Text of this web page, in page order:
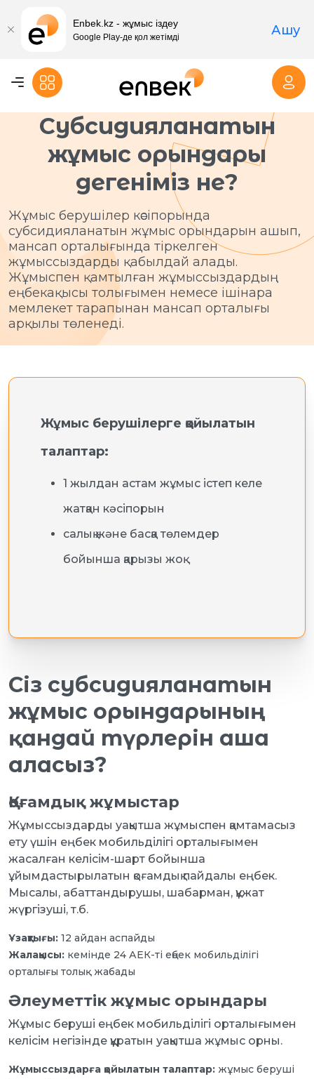
Субсидияланатын
жұмыс орындары
дегеніміз не?
Жұмыс берушілер кәсіпорында
субсидияланатын жұмыс орындарын ашып,
мансап орталығында тіркелген
жұмыссыздарды қабылдай алады.
Жұмыспен қамтылған жұмыссыздардың
еңбекақысы толығымен немесе ішінара
мемлекет тарапынан мансап орталығы
арқылы төленеді.
Жұмыс берушілерге қойылатын
талаптар:
1 жылдан астам жұмыс істеп келе
жатқан кәсіпорын
салық және басқа төлемдер
бойынша қарызы жоқ
Сіз субсидияланатын
жұмыс орындарының
қандай түрлерін аша
аласыз?
Қоғамдық жұмыстар
Жұмыссыздарды уақытша жұмыспен қамтамасыз
ету үшін еңбек мобильділігі орталығымен
жасалған келісім-шарт бойынша
ұйымдастырылатын қоғамдық пайдалы еңбек.
Мысалы, абаттандырушы, шабарман, құжат
жүргізуші, т.б.
Ұзақтығы: 12 айдан аспайды
Жалақысы: кемінде 24 АЕК-ті еңбек мобильділігі
орталығы толық жабады
Әлеуметтік жұмыс орындары
Жұмыс беруші еңбек мобильділігі орталығымен
келісім негізінде құратын уақытша жұмыс орны.
Жұмыссыздарға қойылатын талаптар: жұмыс беруші
Enbek.kz - жұмыс іздеу
Google Play-де қол жетімді Ашу